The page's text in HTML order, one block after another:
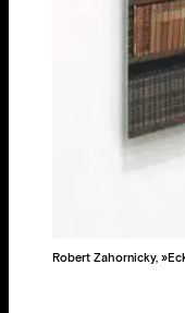
Robert Zahornicky,